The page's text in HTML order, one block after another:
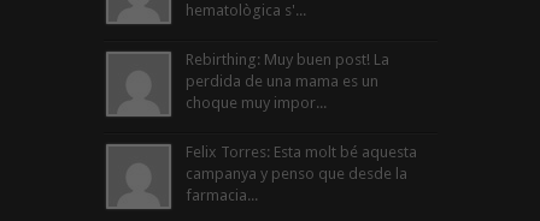
hematològica s'...
Rebirthing: Muy buen post! La
perdida de una mama es un
choque muy impor...
Felix Torres: Esta molt bé aquesta
campanya y penso que desde la
farmacia...